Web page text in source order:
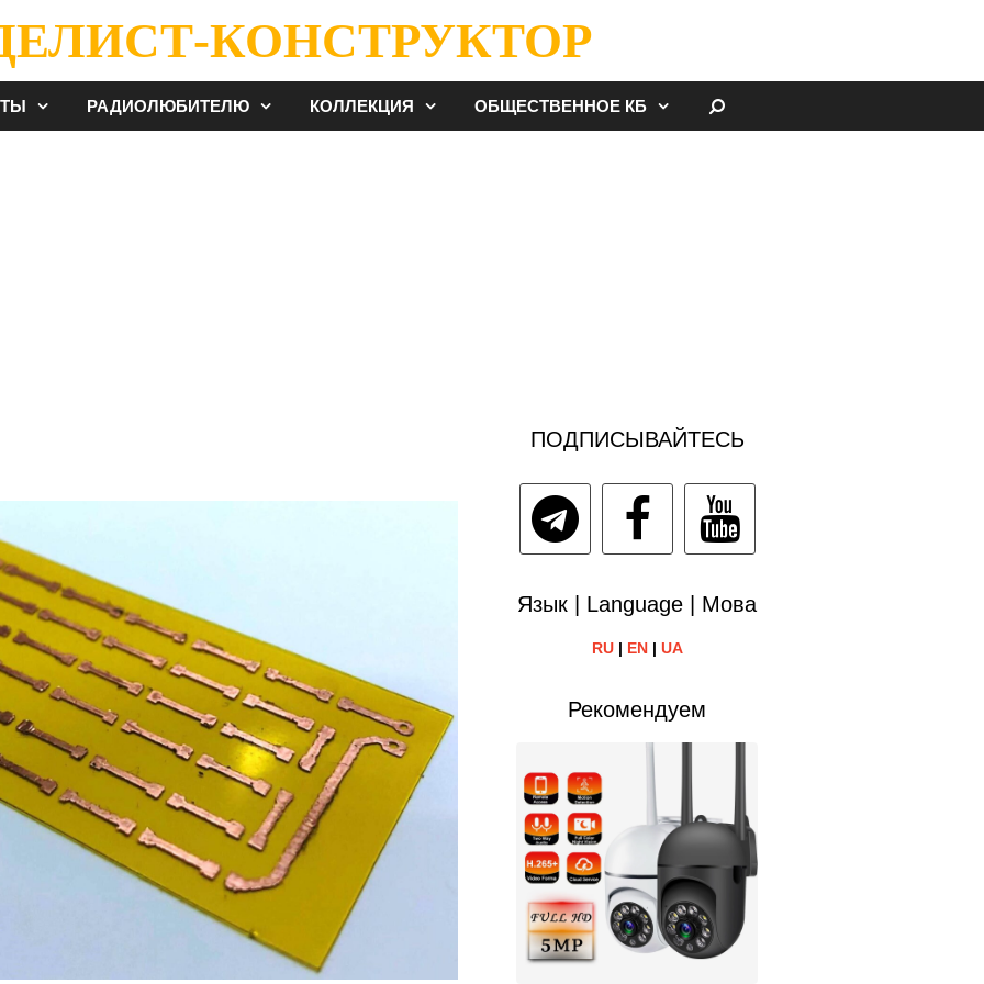
КОНСТРУКТОР
РАДИОЛЮБИТЕЛЮ КОЛЛЕКЦИЯ ОБЩЕСТВЕННОЕ КБ
ПОДПИСЫВАЙТЕСЬ
Язык | Language | Мова
RU| EN| UA
Рекомендуем